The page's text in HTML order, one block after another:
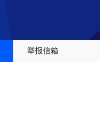
举报信箱